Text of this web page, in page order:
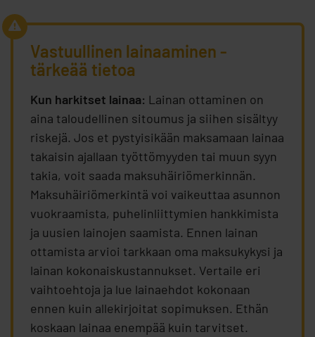
Vastuullinen lainaaminen -
tärkeää tietoa
Kun harkitset lainaa: Lainan ottaminen on
aina taloudellinen sitoumus ja siihen sisältyy
riskejä. Jos et pystyisikään maksamaan lainaa
takaisin ajallaan työttömyyden tai muun syyn
takia, voit saada maksuhäiriömerkinnän.
Maksuhäiriömerkintä voi vaikeuttaa asunnon
vuokraamista, puhelinliittymien hankkimista
ja uusien lainojen saamista. Ennen lainan
ottamista arvioi tarkkaan oma maksukykysi ja
lainan kokonaiskustannukset. Vertaile eri
vaihtoehtoja ja lue lainaehdot kokonaan
ennen kuin allekirjoitat sopimuksen. Ethän
koskaan lainaa enempää kuin tarvitset.